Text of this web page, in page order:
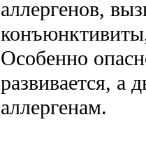
аллергенов,
Особенно
развивается, а
аллергенам.